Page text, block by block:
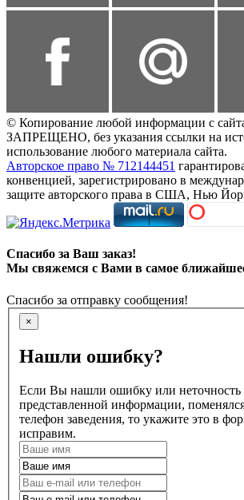
© Копирование любой информации с
ЗАПРЕЩЕНО, без указания ссылки на
использование любого материала сайта.
Авторское право № 712144451
конвенцией, зарегистрировано в
защите авторского права в США, Нью
Спасибо за Ваш заказ!
Мы свяжемся с Вами в самое
Спасибо за отправку сообщения!
×
Нашли ошибку?
Если Вы нашли ошибку или неточность
представленной информации,
телефон заведения, то укажите это в
исправим.